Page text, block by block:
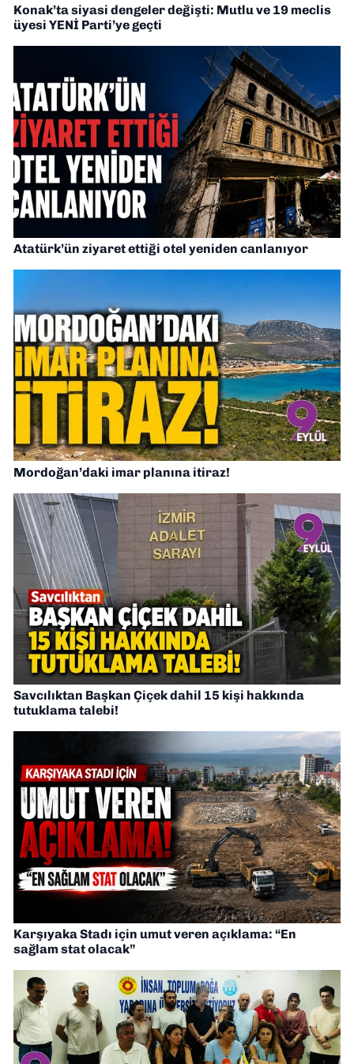
Konak’ta siyasi dengeler değişti: Mutlu ve 19 meclis
üyesi YENİ Parti’ye geçti
Atatürk’ün ziyaret ettiği otel yeniden canlanıyor
Mordoğan’daki imar planına itiraz!
Savcılıktan Başkan Çiçek dahil 15 kişi hakkında
tutuklama talebi!
Karşıyaka Stadı için umut veren açıklama: “En
sağlam stat olacak”